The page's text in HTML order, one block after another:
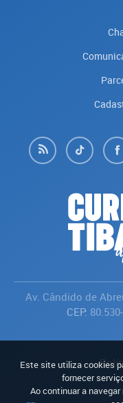
Av. Cândido de
CEP:
Este site utiliza cookies
fornecer
Ao continuar a